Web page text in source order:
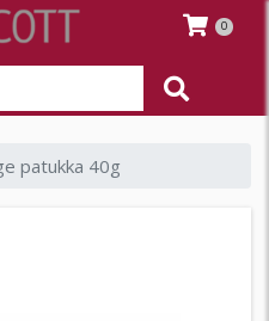
0
patukka 40g